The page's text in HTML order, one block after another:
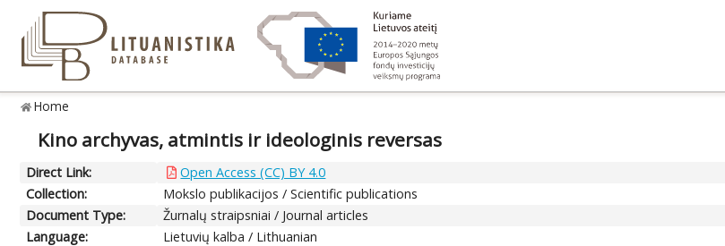
Home
Kino archyvas, atmintis ir ideologinis reversas
Direct Link:
Open Access (CC) BY 4.0
Collection:
Mokslo publikacijos / Scientific publications
Document Type:
Žurnalų straipsniai / Journal articles
Language:
Lietuvių kalba / Lithuanian